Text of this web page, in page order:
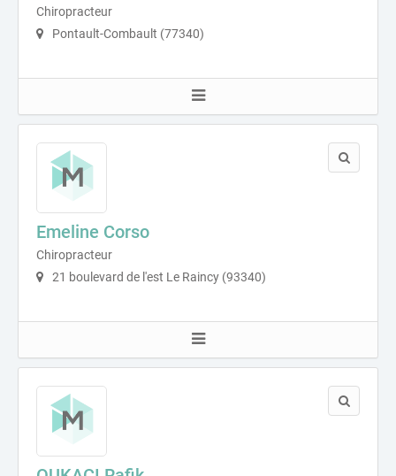
Chiropracteur
Pontault-Combault (77340)
Emeline Corso
Chiropracteur
21 boulevard de l'est Le Raincy (93340)